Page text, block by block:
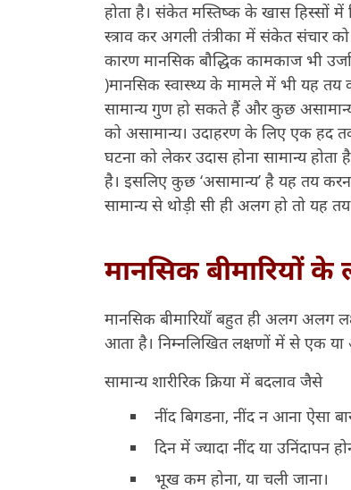
होता है। संकेत मस्तिष्क के खास हिस्सों में
स्त्राव कर अगली तंत्रीका में संकेत संचार
कारण मानसिक बौद्धिक कामकाज भी
)मानसिक स्वास्थ्य के मामले में भी यह तय
सामान्य गुण हो सकते हैं और कुछ
को असामान्य। उदाहरण के लिए एक हद
घटना को लेकर उदास होना सामान्य
है। इसलिए कुछ ‘असामान्य’ है यह तय
सामान्य से थोड़ी सी ही अलग हो तो यह
मानसिक बीमारियों
मानसिक बीमारियॉं बहुत ही अलग अलग
आता है। निम्नलिखित लक्षणों में से एक
सामान्य शारीरिक क्रिया में बदलाव जैसे
नींद बिगडना, नींद न आना ऐसा
दिन में ज्यादा नींद या उनिंदापन
भूख कम होना, या चली जाना।